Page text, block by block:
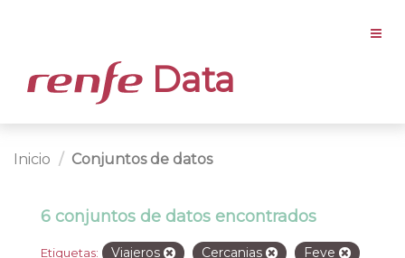
Data
Inicio Conjuntos de datos
6 conjuntos de datos encontrados
Etiquetas: Viajeros Cercanias Feve